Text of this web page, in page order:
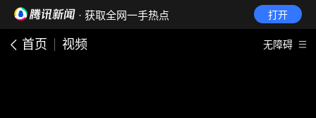
· 获取全网一手热点 打开
首页 视频 无障碍